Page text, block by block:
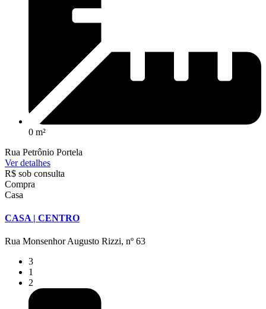
0 m²
Rua Petrônio Portela
Ver detalhes
R$ sob consulta
Compra
Casa
CASA | CENTRO
Rua Monsenhor Augusto Rizzi, nº 63
3
1
2